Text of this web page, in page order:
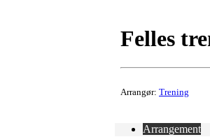
Felles
Arrangør: Trening
Arrangement